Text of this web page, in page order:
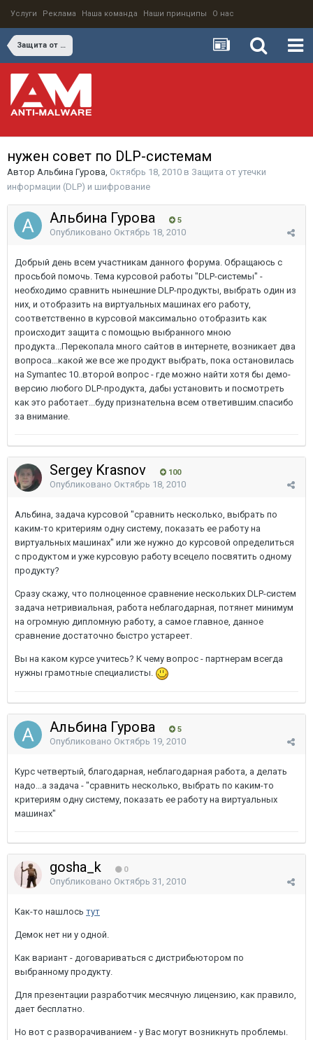
Услуги Реклама Наша команда Наши принципы О нас
Защита от утечки информации (DLP) и шифрование
нужен совет по DLP-системам
Автор Альбина Гурова, Октябрь 18, 2010 в Защита от утечки
информации (DLP) и шифрование
Альбина Гурова 5
Опубликовано Октябрь 18, 2010
Добрый день всем участникам данного форума. Обращаюсь с
просьбой помочь. Тема курсовой работы "DLP-системы" -
необходимо сравнить нынешние DLP-продукты, выбрать один из
них, и отобразить на виртуальных машинах его работу,
соответственно в курсовой максимально отобразить как
происходит защита с помощью выбранного мною
продукта...Перекопала много сайтов в интернете, возникает два
вопроса...какой же все же продукт выбрать, пока остановилась
на Symantec 10..второй вопрос - где можно найти хотя бы демо-
версию любого DLP-продукта, дабы установить и посмотреть
как это работает...буду признательна всем ответившим.спасибо
за внимание.
Sergey Krasnov 100
Опубликовано Октябрь 18, 2010
Альбина, задача курсовой "сравнить несколько, выбрать по
каким-то критериям одну систему, показать ее работу на
виртуальных машинах" или же нужно до курсовой определиться
с продуктом и уже курсовую работу всецело посвятить одному
продукту?
Сразу скажу, что полноценное сравнение нескольких DLP-систем
задача нетривиальная, работа неблагодарная, потянет минимум
на огромную дипломную работу, а самое главное, данное
сравнение достаточно быстро устареет.
Вы на каком курсе учитесь? К чему вопрос - партнерам всегда
нужны грамотные специалисты.
Альбина Гурова 5
Опубликовано Октябрь 19, 2010
Курс четвертый, благодарная, неблагодарная работа, а делать
надо...а задача - "сравнить несколько, выбрать по каким-то
критериям одну систему, показать ее работу на виртуальных
машинах"
gosha_k 0
Опубликовано Октябрь 31, 2010
Как-то нашлось тут
Демок нет ни у одной.
Как вариант - договариваться с дистрибьютором по
выбранному продукту.
Для презентации разработчик месячную лицензию, как правило,
дает бесплатно.
Но вот с разворачиванием - у Вас могут возникнуть проблемы.